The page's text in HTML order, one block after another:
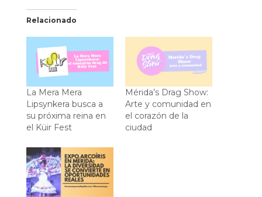
Relacionado
La Mera Mera
Lipsynkera busca a
su próxima reina en
el Küir Fest
Mérida’s Drag Show:
Arte y comunidad en
el corazón de la
ciudad